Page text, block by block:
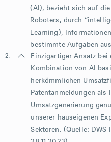
(AI), bezieht sich auf
Roboters, durch
Learning),
bestimmte Aufgaben
2.
Einzigartiger Ansatz
Kombination von AI-
herkömmlichen
Patentanmeldungen
Umsatzgenerierung
unserer hauseigenen
Sektoren. (Quelle: DWS